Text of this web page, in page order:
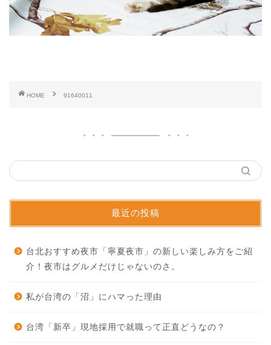
HOME 91640011
最近の投稿
台北おすすめ夜市「寧夏夜市」の新しい楽しみ方をご紹
介！夜市はグルメだけじゃないのさ。
私が台湾の「沼」にハマった理由
台湾「新卒」現地採用で就職って正直どうなの？